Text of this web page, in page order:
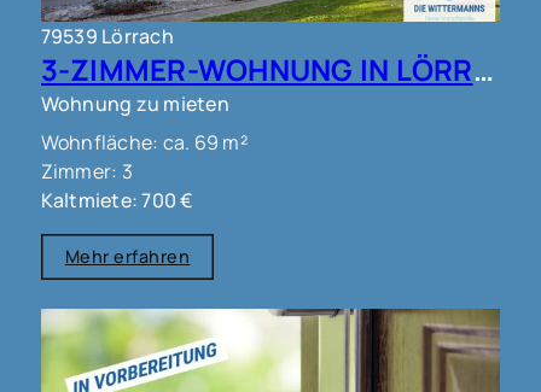
79539 Lörrach
3-ZIMMER-WOHNUNG IN LÖRRACH !!!
Wohnung zu mieten
Wohnfläche: ca. 69 m²
Zimmer: 3
Kaltmiete: 700 €
Mehr erfahren